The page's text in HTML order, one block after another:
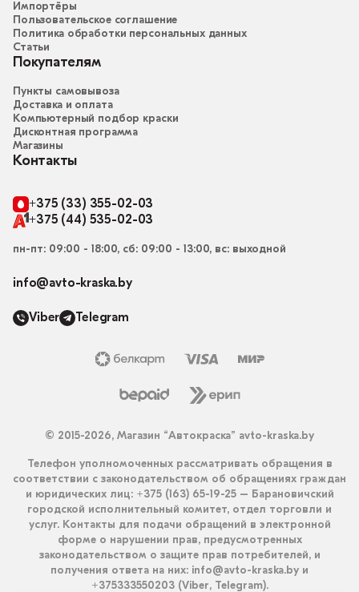
Импортёры
Пользовательское соглашение
Политика обработки персональных данных
Статьи
Покупателям
Пункты самовывоза
Доставка и оплата
Компьютерный подбор краски
Дисконтная программа
Магазины
Контакты
+375 (33) 355-02-03
+375 (44) 535-02-03
пн-пт: 09:00 - 18:00, сб: 09:00 - 13:00, вс: выходной
info@avto-kraska.by
Viber Telegram
© 2015-2026, Магазин “Автокраска” avto-kraska.by
Телефон уполномоченных рассматривать обращения в
соответствии с законодательством об обращениях граждан
и юридических лиц: +375 (163) 65-19-25 – Барановичский
городской исполнительный комитет, отдел торговли и
услуг. Контакты для подачи обращений в электронной
форме о нарушении прав, предусмотренных
законодательством о защите прав потребителей, и
получения ответа на них: info@avto-kraska.by и
+375333550203 (Viber, Telegram).